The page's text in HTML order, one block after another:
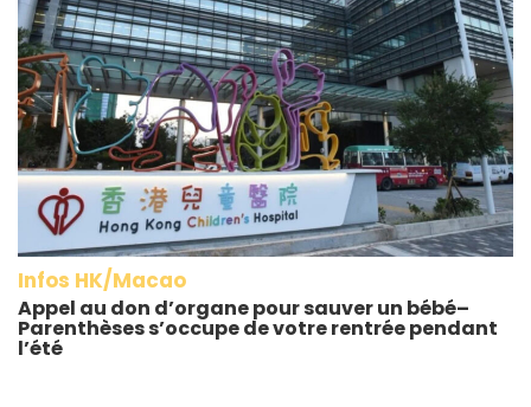
Infos HK/Macao
Appel au don d’organe pour sauver un bébé–
Parenthèses s’occupe de votre rentrée pendant
l’été